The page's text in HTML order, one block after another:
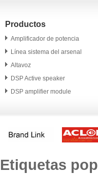
Productos
Amplificador de potencia
Línea sistema del arsenal
Altavoz
DSP Active speaker
DSP amplifier module
Accesorio
Etiquetas